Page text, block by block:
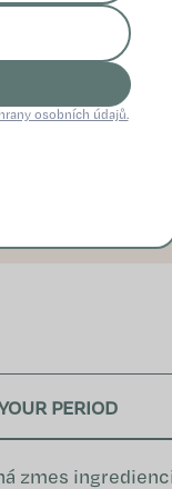
k sebe
PERIOD
zmes
osobních údajů.